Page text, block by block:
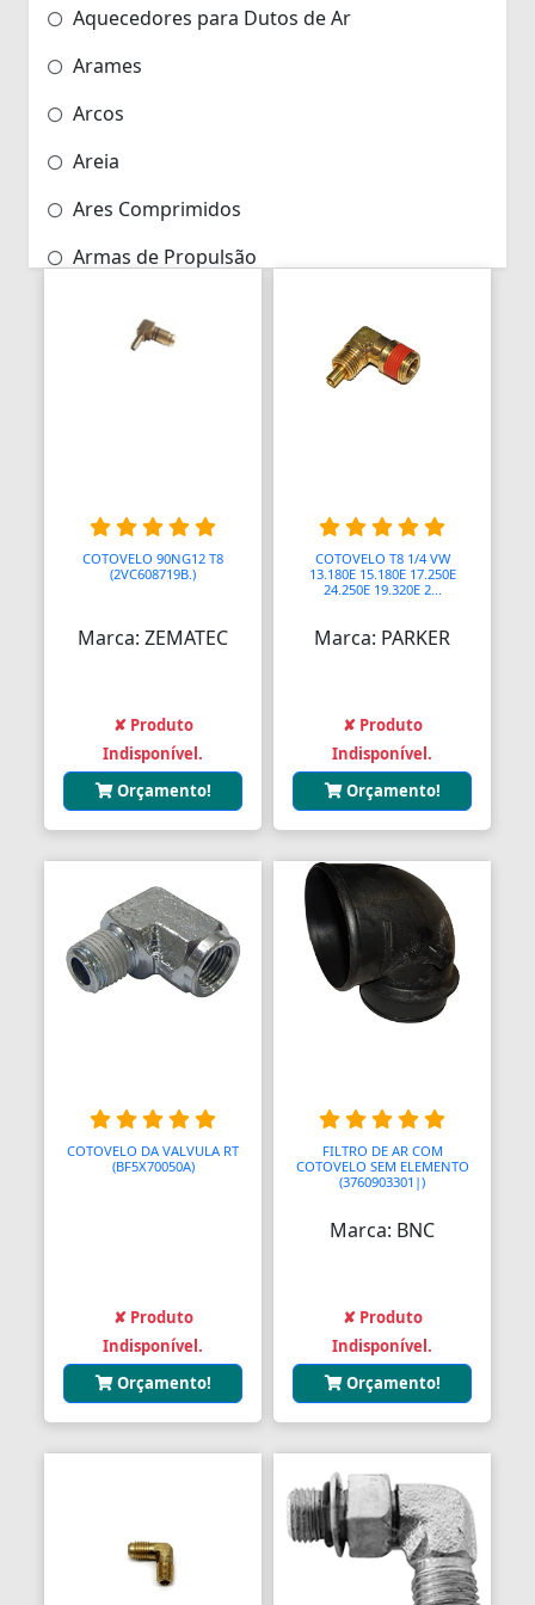
Aquecedores para Dutos de Ar
Arames
Arcos
Areia
Ares Comprimidos
Armas de Propulsão
Assento Sanitário
Automodelismo
Automóveis
Aventais
Aviões
Balancins
Balancins
Balanças Comerciais
Balanços
Bancos
Bancos de Jardim
Bandejas
Banjo
Barra Estabilizadora
Barra Haste Reação
COTOVELO 90NG12 T8
(2VC608719B.)
Marca: ZEMATEC
✘ Produto
Indisponível.
Orçamento!
COTOVELO T8 1/4 VW
13.180E 15.180E 17.250E
24.250E 19.320E 2...
Marca: PARKER
✘ Produto
Indisponível.
Orçamento!
COTOVELO DA VALVULA RT
(BF5X70050A)
✘ Produto
Indisponível.
Orçamento!
FILTRO DE AR COM
COTOVELO SEM ELEMENTO
(3760903301|)
Marca: BNC
✘ Produto
Indisponível.
Orçamento!